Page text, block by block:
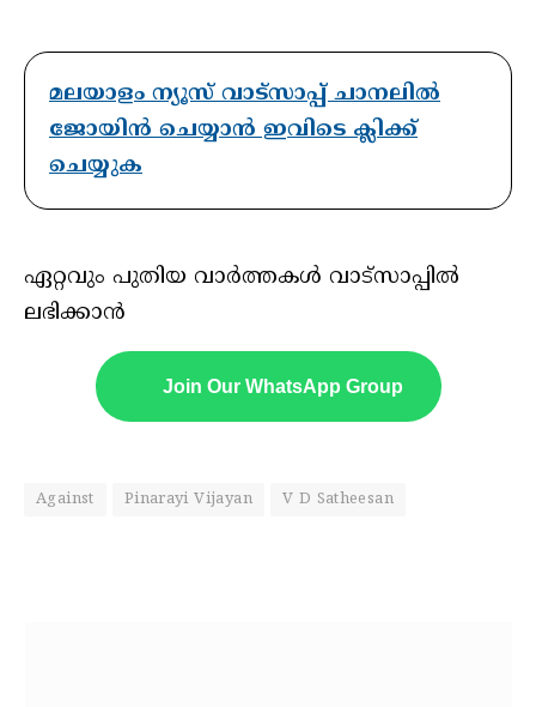
മലയാളം ന്യൂസ് വാട്സാപ്പ് ചാനലിൽ
ജോയിൻ ചെയ്യാൻ ഇവിടെ ക്ലിക്ക്
ചെയ്യുക
ഏറ്റവും പുതിയ വാർത്തകൾ വാട്സാപ്പിൽ
ലഭിക്കാൻ
Join Our WhatsApp Group
Against Pinarayi Vijayan V D Satheesan